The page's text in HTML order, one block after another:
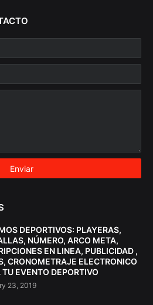
DEPORTIVOS: PLAYERAS,
NÚMERO, ARCO META,
EN LINEA, PUBLICIDAD ,
CRONOMETRAJE ELECTRONICO
TU EVENTO DEPORTIVO
23, 2019